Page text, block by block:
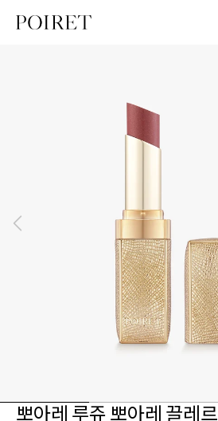
뽀아레 루쥬 뽀아레 끌레르